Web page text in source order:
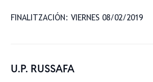
FINALITZACIÓN: VIERNES 08/02/2019
U.P. RUSSAFA